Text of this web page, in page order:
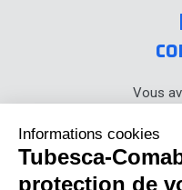
Vous
prenez
+33 (0)
Informations cookies
Tubesca-
protection de